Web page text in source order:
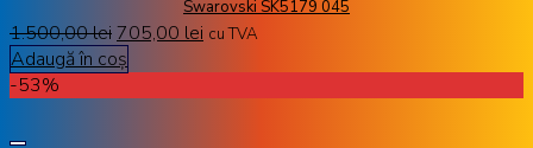
Swarovski SK5179 045
1.500,00lei705,00 lei cu TVA
Adaugă în coș
-53%